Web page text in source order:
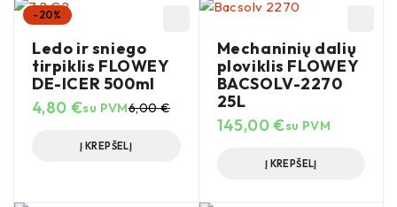
-20%
Ledo ir sniego
tirpiklis FLOWEY
DE-ICER 500ml
6,00€
4,80 €su PVM
Į KREPŠELĮ
Mechaninių dalių
ploviklis FLOWEY
BACSOLV-2270
25L
145,00€su PVM
Į KREPŠELĮ